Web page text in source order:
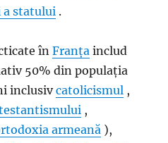
a statului .
înFranța includ
50% din populația
inclusivcatolicismul ,
,
armeană ),